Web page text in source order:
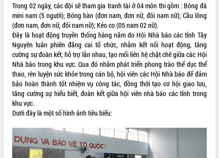
HỆ THỐNG VĂN BẢN
VĂN BẢN HĐND TỈNH
ĐIỂM TIN VĂN BẢN
QUY HOẠCH - KẾ HOẠCH
Trong 02 ngày, các đội sẽ tham gia tranh tài ở 04 môn thi gồm : Bóng đá
mini nam (5 người); Bóng bàn (đơn nam, đơn nữ, đôi nam nữ); Cầu lông
(đơn nam, đơn nữ, đôi nam nữ); Kéo co (05 nam 02 nữ).
Đây là hoạt động truyền thống hàng năm do Hội Nhà báo các tỉnh Tây
Nguyên luân phiên đăng cai tổ chức, nhằm kết nối hoạt động, tăng
cường sự đoàn kết, hỗ trợ lẫn nhau, tạo mối liên hệ chặt chẽ giữa các Hội
Nhà báo trong khu vực. Qua đó nhằm phát triển phong trào thể dục thể
thao, rèn luyện sức khỏe trong cán bộ, hội viên các Hội Nhà báo để đảm
bảo hoàn thành tốt nhiệm vụ công tác, đồng thời tạo cơ hội giao lưu,
tăng cường sự hiểu biết, đoàn kết giữa hội viên nhà báo các tỉnh trong
khu vực.
Dưới đây là một số hình ảnh tiêu biểu: